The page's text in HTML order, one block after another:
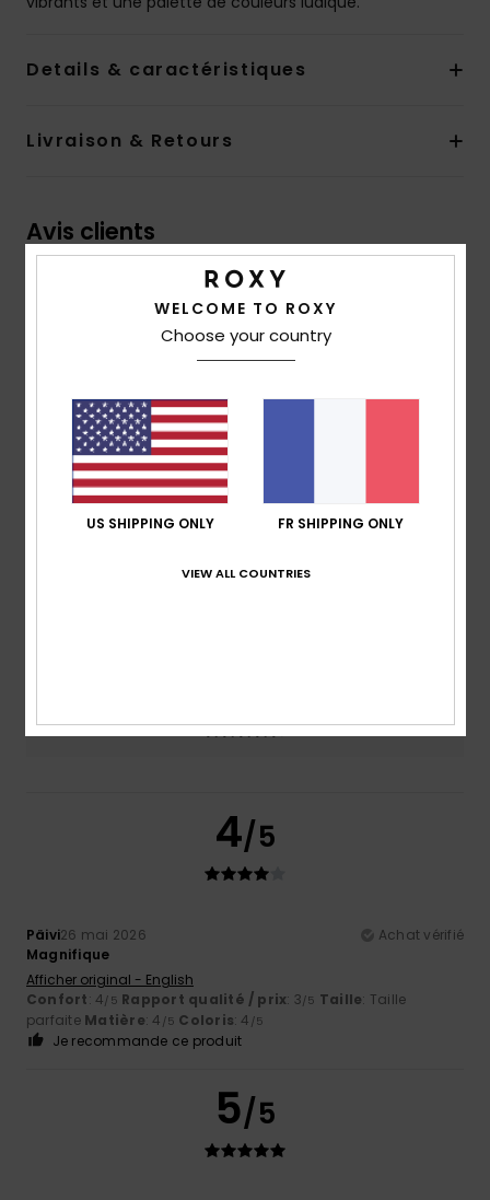
Details & caractéristiques
Livraison & Retours
Avis clients
Note moyenne
4.5
basé sur2 avis vérifiés
100% de nos clients recommandent ce produit
4.5
4.0
4/5
Päivi26 mai 2026
Achat vérifié
Magnifique
Afficher original - English
Confort: 4/5 Rapport qualité / prix: 3/5 Taille: Taille
parfaite Matière: 4 /5 Coloris: 4 /5
Je recommande ce produit
5/5
WELCOME TO ROXY
Choose your country
US SHIPPING ONLY FR SHIPPING ONLY
VIEW ALL COUNTRIES